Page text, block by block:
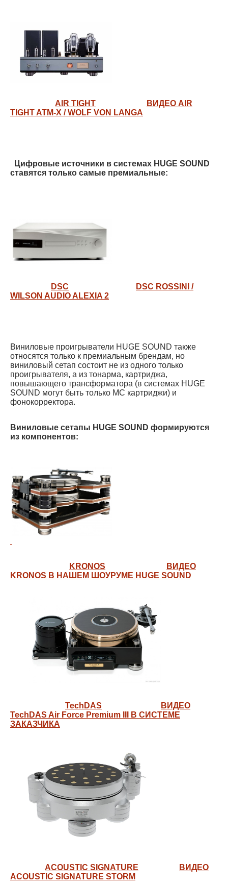
AIR TIGHT
ВИДЕО AIR
TIGHT ATM-X / WOLF VON LANGA
Цифровые источники в системах HUGE SOUND
ставятся только самые премиальные:
DSC
DSC ROSSINI /
WILSON AUDIO ALEXIA 2
Виниловые проигрыватели HUGE SOUND также
относятся только к премиальным брендам, но
виниловый сетап состоит не из одного только
проигрывателя, а из тонарма, картриджа,
повышающего трансформатора (в системах HUGE
SOUND могут быть только МС картриджи) и
фонокорректора.
Виниловые сетапы HUGE SOUND формируются
из компонентов:
KRONOS
ВИДЕО
KRONOS В НАШЕМ ШОУРУМЕ HUGE SOUND
TechDAS
ВИДЕО
TechDAS Air Force Premium III В СИСТЕМЕ
ЗАКАЗЧИКА
ACOUSTIC SIGNATURE
ВИДЕО
ACOUSTIC SIGNATURE STORM